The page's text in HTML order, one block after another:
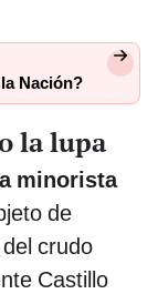
Nación?
la lupa
minorista
de
crudo
Castillo